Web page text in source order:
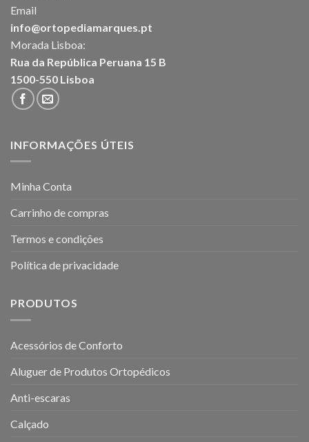
Email
info@ortopediamarques.pt
Morada Lisboa:
Rua da República Peruana 15 B
1500-550 Lisboa
INFORMAÇÕES ÚTEIS
Minha Conta
Carrinho de compras
Termos e condições
Política de privacidade
PRODUTOS
Acessórios de Conforto
Aluguer de Produtos Ortopédicos
Anti-escaras
Calçado